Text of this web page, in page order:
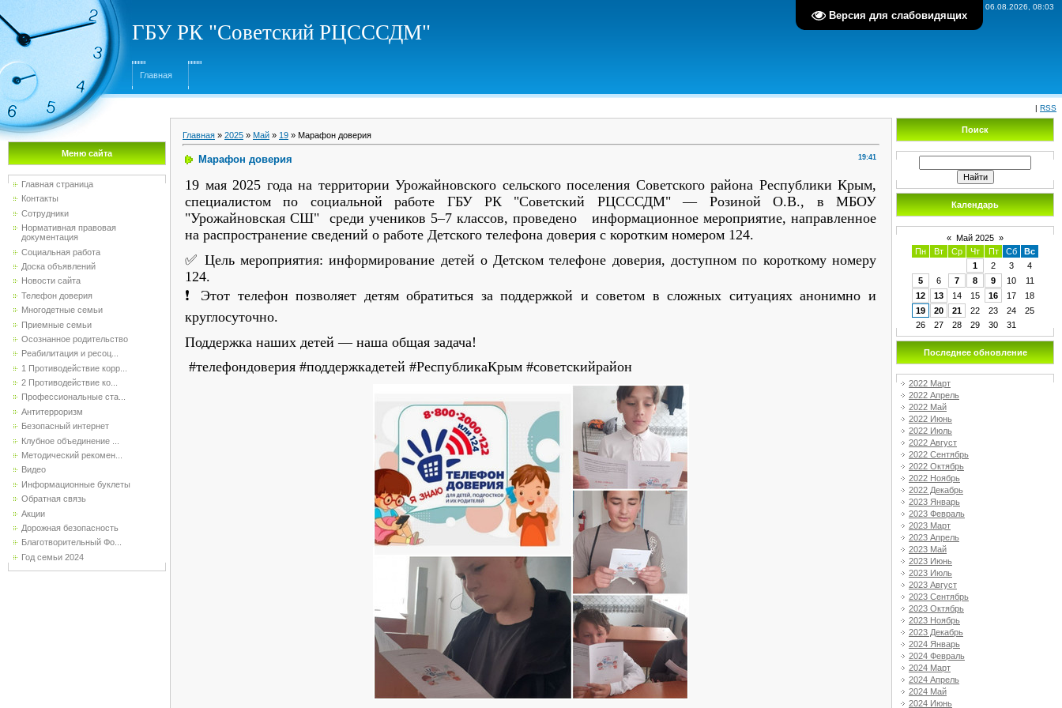
Версия для слабовидящих
Четверг, 06.08.2026, 08:03
ГБУ РК "Советский РЦСССДМ"
Главная
| RSS
Меню сайта
Главная страница
Контакты
Сотрудники
Нормативная правовая
документация
Социальная работа
Доска объявлений
Новости сайта
Телефон доверия
Многодетные семьи
Приемные семьи
Осознанное родительство
Реабилитация и ресоц...
1 Противодействие корр...
2 Противодействие ко...
Профессиональные ста...
Антитерроризм
Безопасный интернет
Клубное объединение ...
Методический рекомен...
Видео
Информационные буклеты
Обратная связь
Акции
Дорожная безопасность
Благотворительный Фо...
Год семьи 2024
Главная » 2025 » Май » 19 » Марафон доверия
19:41
Марафон доверия
19 мая 2025 года на территории Урожайновского сельского поселения Советского района Республики Крым,
специалистом по социальной работе ГБУ РК "Советский РЦСССДМ" — Розиной О.В., в МБОУ
"Урожайновская СШ" среди учеников 5–7 классов, проведено информационное мероприятие, направленное
на распространение сведений о работе Детского телефона доверия с коротким номером 124.
✅ Цель мероприятия: информирование детей о Детском телефоне доверия, доступном по короткому номеру
124.
❗️ Этот телефон позволяет детям обратиться за поддержкой и советом в сложных ситуациях анонимно и
круглосуточно.
Поддержка наших детей — наша общая задача!
#телефондоверия #поддержкадетей #РеспубликаКрым #советскийрайон
Поиск
Календарь
« Май 2025 »
Пн
Вт Ср Чт Пт Сб
Вс
1
2 3
4
5
6 7 8 9 10
11
12
13 14 15 16 17
18
19
20 21 22 23 24
25
26
27 28 29 30 31
Последнее обновление
2022 Март
2022 Апрель
2022 Май
2022 Июнь
2022 Июль
2022 Август
2022 Сентябрь
2022 Октябрь
2022 Ноябрь
2022 Декабрь
2023 Январь
2023 Февраль
2023 Март
2023 Апрель
2023 Май
2023 Июнь
2023 Июль
2023 Август
2023 Сентябрь
2023 Октябрь
2023 Ноябрь
2023 Декабрь
2024 Январь
2024 Февраль
2024 Март
2024 Апрель
2024 Май
2024 Июнь